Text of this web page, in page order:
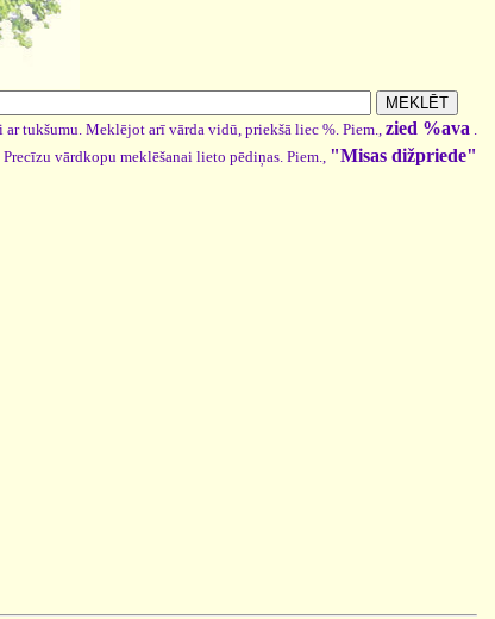
ar tukšumu. Meklējot arī vārda vidū, priekšā liec %. Piem., zied %ava .
Precīzu vārdkopu meklēšanai lieto pēdiņas. Piem., "Misas dižpriede"